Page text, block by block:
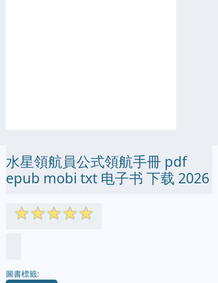
水星領航員公式領航手冊 pdf
epub mobi txt 电子书 下载 2026
☆☆☆☆☆
圖書標籤: